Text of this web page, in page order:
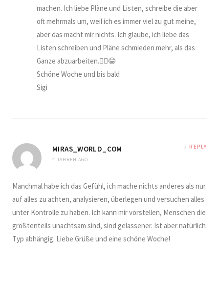
machen. Ich liebe Pläne und Listen, schreibe die aber
oft mehrmals um, weil ich es immer viel zu gut meine,
aber das macht mir nichts. Ich glaube, ich liebe das
Listen schreiben und Pläne schmieden mehr, als das
Ganze abzuarbeiten.🤦‍♀️😂
Schöne Woche und bis bald
Sigi
MIRAS_WORLD_COM
4 JAHREN AGO
REPLY
Manchmal habe ich das Gefühl, ich mache nichts anderes als nur
auf alles zu achten, analysieren, überlegen und versuchen alles
unter Kontrolle zu haben. Ich kann mir vorstellen, Menschen die
größtenteils unachtsam sind, sind gelassener. Ist aber natürlich
Typ abhängig. Liebe Grüße und eine schöne Woche!